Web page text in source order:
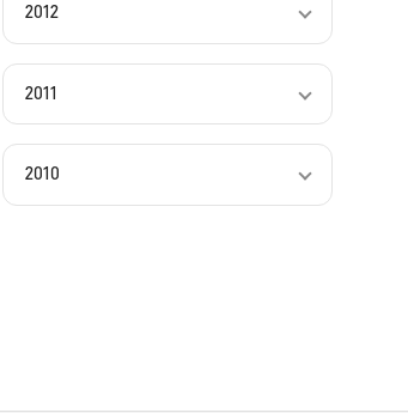
2012
2011
2010